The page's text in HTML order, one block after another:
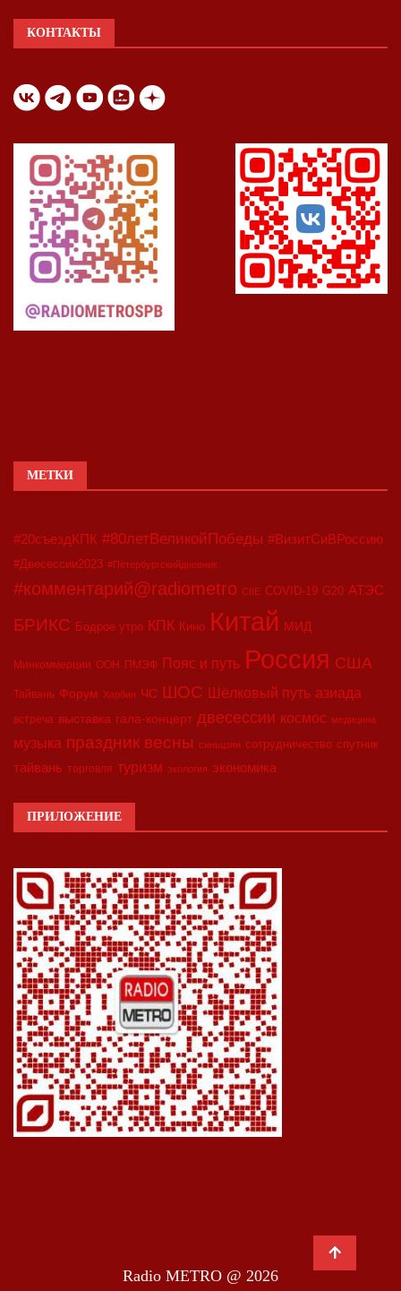
КОНТАКТЫ
МЕТКИ
#20съездКПК #80летВеликойПобеды #ВизитСиВРоссию
#Двесессии2023 #Петербургскийдневник
#комментарий@radiometro CIIE COVID-19 G20 АТЭС
БРИКС Бодрое утро КПК Кино Китай МИД
Минкоммерции ООН ПМЭФ Пояс и путь Россия США
Тайвань Форум Харбин ЧС ШОС Шёлковый путь азиада
встреча выставка гала-концерт двесессии космос медицина
музыка праздник весны синьцзян сотрудничество спутник
тайвань торговля туризм экология экономика
ПРИЛОЖЕНИЕ
Radio METRO @ 2026